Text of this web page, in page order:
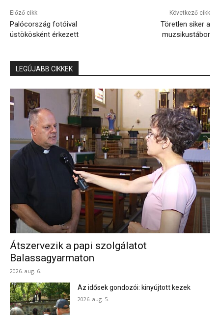
Előző cikk
Palócország fotóival
üstökösként érkezett
Következő cikk
Töretlen siker a
muzsikustábor
LEGÚJABB CIKKEK
Átszervezik a papi szolgálatot
Balassagyarmaton
2026. aug. 6.
Az idősek gondozói: kinyújtott kezek
2026. aug. 5.